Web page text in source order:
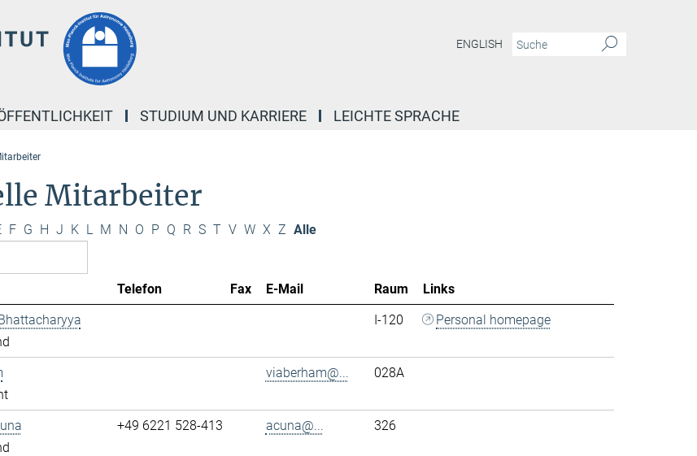
ENGLISH
STUDIUM UND KARRIERE LEICHTE SPRACHE
Mitarbeiter
F G H J K L M N O P Q R S T V W X Z Alle
Telefon Fax E-Mail Raum
Links
I-120 Personal homepage
viaberham@... 028A
+49 6221 528-413 acuna@... 326